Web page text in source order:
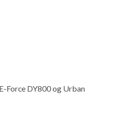
Force DY800 og Urban